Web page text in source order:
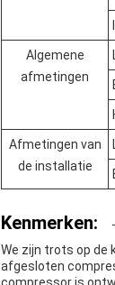
Algemene
afmetingen
Afmetingen van
de installatie
Kenmerken:
We zijn trots op de
afgesloten